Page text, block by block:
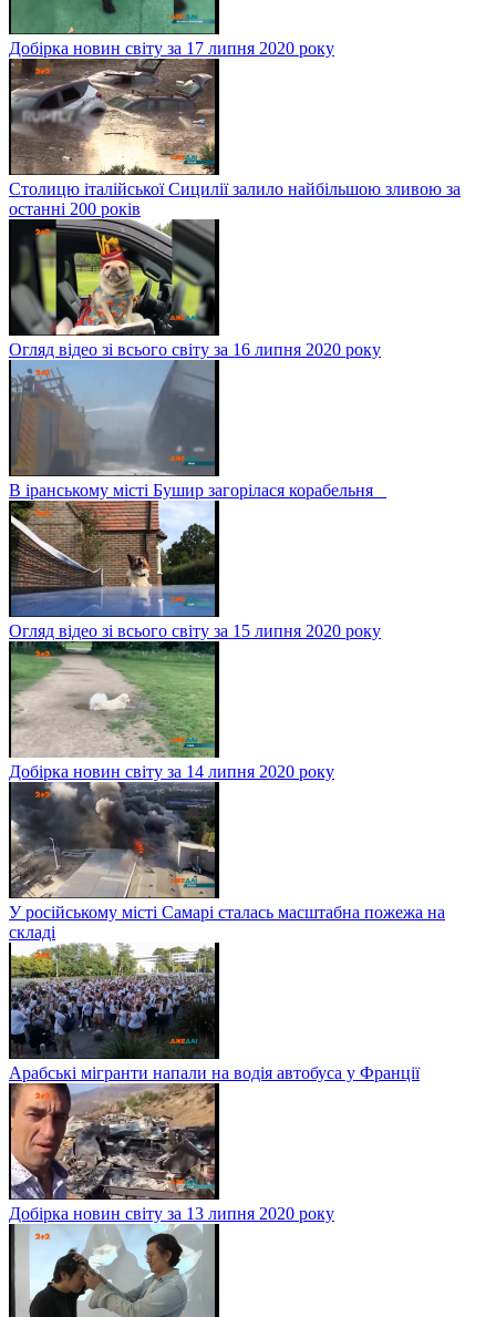
Добірка новин світу за 17 липня 2020 року
Столицю італійської Сицилії залило найбільшою зливою за
останні 200 років
Огляд відео зі всього світу за 16 липня 2020 року
В іранському місті Бушир загорілася корабельня
Огляд відео зі всього світу за 15 липня 2020 року
Добірка новин світу за 14 липня 2020 року
У російському місті Самарі сталась масштабна пожежа на
складі
Арабські мігранти напали на водія автобуса у Франції
Добірка новин світу за 13 липня 2020 року